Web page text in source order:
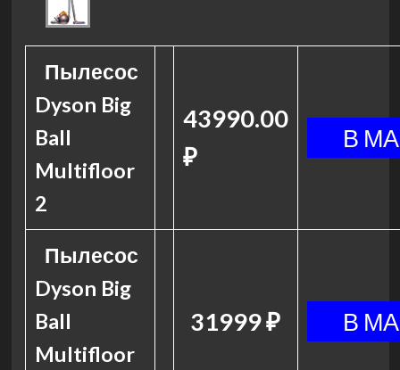
Пылесос
Dyson Big
Ball
Multifloor
2
43990.00
₽
Пылесос
Dyson Big
Ball
Multifloor
31999 ₽